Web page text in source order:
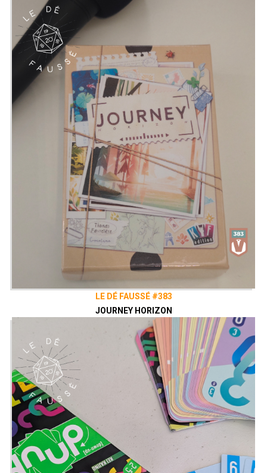
LE DÉ FAUSSÉ #383
JOURNEY HORIZON